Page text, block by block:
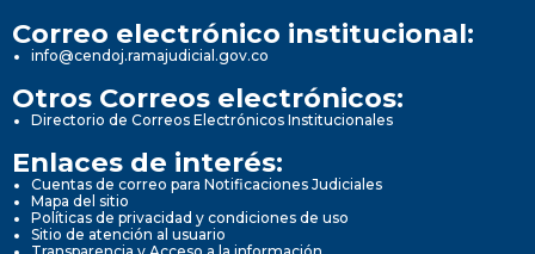
Correo electrónico institucional:
info@cendoj.ramajudicial.gov.co
Otros Correos electrónicos:
Directorio de Correos Electrónicos Institucionales
Enlaces de interés:
Cuentas de correo para Notificaciones Judiciales
Mapa del sitio
Políticas de privacidad y condiciones de uso
Sitio de atención al usuario